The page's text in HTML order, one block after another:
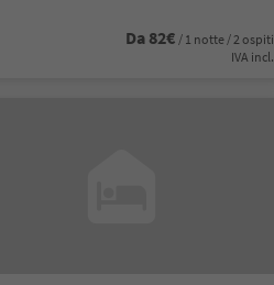
Da 82€ / 1 notte / 2 ospiti
IVA incl.